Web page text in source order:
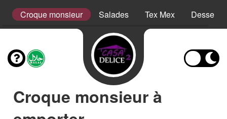
Croque monsieur Salades Tex Mex Desserts
Croque monsieur à